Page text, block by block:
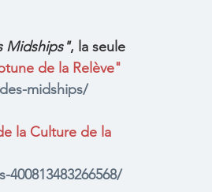
Midships", la seule
de la Relève"
midships/
la Culture de la